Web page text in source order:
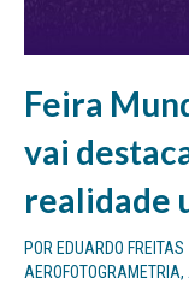
Feira
vai
realidade
POR EDUARDO FREITAS
AEROFOTOGRAMETRIA,